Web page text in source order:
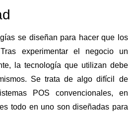
se diseñan para hacer que los
experimentar el negocio un
la tecnología que utilizan debe
Se trata de algo difícil de
POS convencionales, en
todo en uno son diseñadas para